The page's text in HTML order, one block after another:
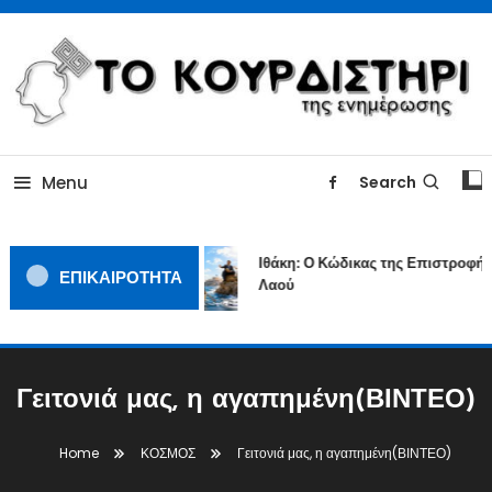
Skip
Content
TOKOURDISTIRI.GR
Menu Search
ΕΠΙΚΑΙΡΟΤΗΤΑ
Ιθάκη: Ο Κώδικας της Επιστροφής
Λαού
Γειτονιά μας, η αγαπημένη(ΒΙΝΤΕΟ)
Home ΚΟΣΜΟΣ Γειτονιά μας, η αγαπημένη(ΒΙΝΤΕΟ)